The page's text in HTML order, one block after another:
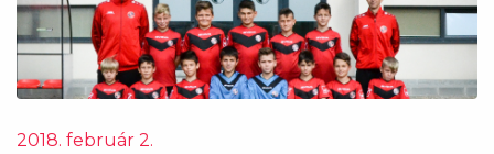
2018. február 2.